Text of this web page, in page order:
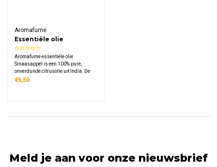
Aromafume
Essentiële olie
Sinaasappel
Aromafume essentiële olie
Sinaasappel is een 100% pure,
onverdunde citrusolie uit India. De
zoete, fruitige geur verspreidt warmte
€5,50
Meld je aan voor onze nieuwsbrief